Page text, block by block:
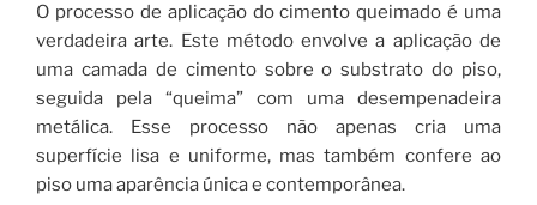
O processo de aplicação do cimento queimado é uma
verdadeira arte. Este método envolve a aplicação de
uma camada de cimento sobre o substrato do piso,
seguida pela “queima” com uma desempenadeira
metálica. Esse processo não apenas cria uma
superfície lisa e uniforme, mas também confere ao
piso uma aparência única e contemporânea.